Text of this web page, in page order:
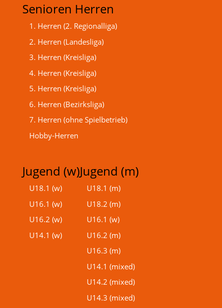
Senioren Herren
1. Herren (2. Regionalliga)
2. Herren (Landesliga)
3. Herren (Kreisliga)
4. Herren (Kreisliga)
5. Herren (Kreisliga)
6. Herren (Bezirksliga)
7. Herren (ohne Spielbetrieb)
Hobby-Herren
Jugend (w)
U18.1 (w)
U16.1 (w)
U16.2 (w)
U14.1 (w)
Jugend (m)
U18.1 (m)
U18.2 (m)
U16.1 (w)
U16.2 (m)
U16.3 (m)
U14.1 (mixed)
U14.2 (mixed)
U14.3 (mixed)